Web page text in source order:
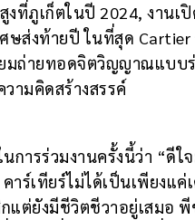
งที่ภูเก็ตในปี 2024, งาน
ษส่งท้ายปี ในที่สุด
มถ่ายทอดจิตวิญญาณแบบ
ามคิดสร้างสรรค์
การร่วมงานครั้งนี้ว่า “
ร์เทียร์ไม่ได้เป็นเพียงแ
แต่ยังมีชีวิตชีวาอยู่เสมอ